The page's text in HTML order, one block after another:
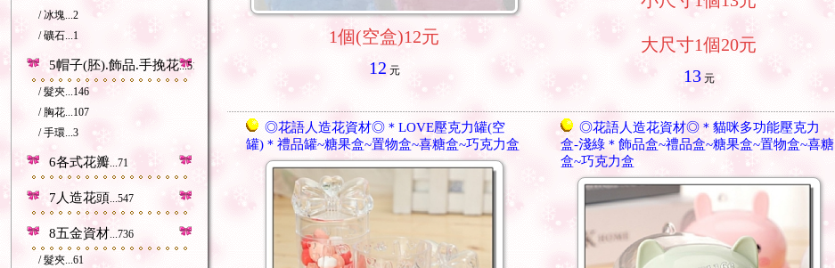
/ 冰塊...2
/ 礦石...1
5帽子(胚).飾品.手挽花...518
/ 髮夾...146
/ 胸花...107
/ 手環...3
6各式花瓣 ...71
7人造花頭 ...547
8五金資材 ...736
/ 髮夾...61
1個(空盒)12元
12 元
大尺寸1個20元
13元
◎花語人造花資材◎＊LOVE壓克力罐(空
罐)＊禮品罐~糖果盒~置物盒~喜糖盒~巧克力盒
◎花語人造花資材◎＊貓咪多功能壓克力
盒-淺綠＊飾品盒~禮品盒~糖果盒~置物盒~喜糖
盒~巧克力盒